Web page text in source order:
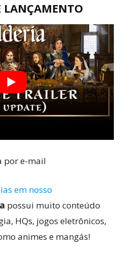
LANÇAMENTO
por e-mail
em nosso
possui muito conteúdo
HQs, jogos eletrônicos,
animes e mangás!